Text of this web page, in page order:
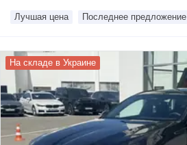
Лучшая цена Последнее предложение
На складе в Украине